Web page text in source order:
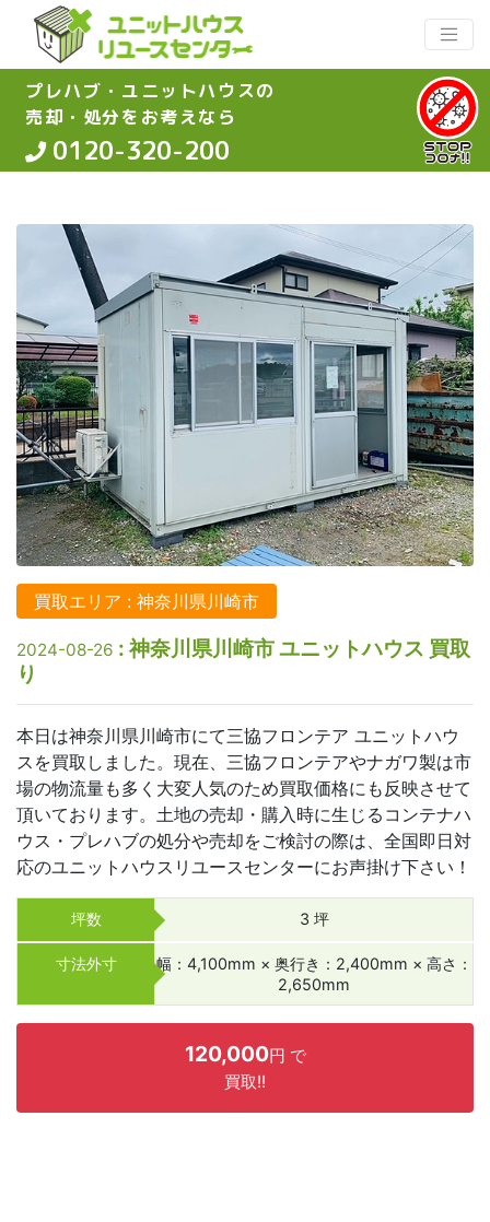
プレハブ・ユニットハウスの
売却・処分をお考えなら
0120-320-200
買取エリア : 神奈川県川崎市
2024-08-26 : 神奈川県川崎市 ユニットハウス 買取
り
本日は神奈川県川崎市にて三協フロンテア ユニットハウ
スを買取しました。現在、三協フロンテアやナガワ製は市
場の物流量も多く大変人気のため買取価格にも反映させて
頂いております。土地の売却・購入時に生じるコンテナハ
ウス・プレハブの処分や売却をご検討の際は、全国即日対
応のユニットハウスリユースセンターにお声掛け下さい！
坪数 3 坪
寸法外寸
幅：4,100mm × 奥行き：2,400mm × 高さ：
2,650mm
120,000円 で
買取!!